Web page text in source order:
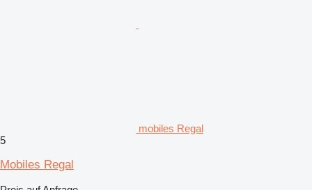
mobiles Regal
5
Mobiles Regal